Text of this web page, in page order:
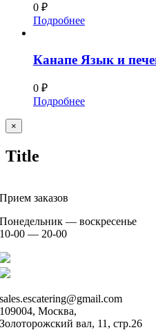
0 ₽
Подробнее
Канапе Язык и
0 ₽
Подробнее
Close
product
×
Title
Прием заказов
Понедельник — воскресенье
10-00 — 20-00
sales.escatering@gmail.com
109004, Москва,
Золоторожский вал, 11, стр.26